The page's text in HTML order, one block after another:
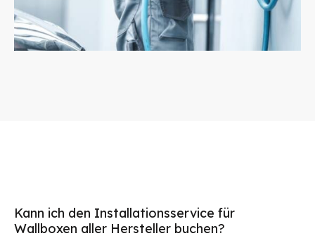
Kann ich den Installationsservice für
Wallboxen aller Hersteller buchen?